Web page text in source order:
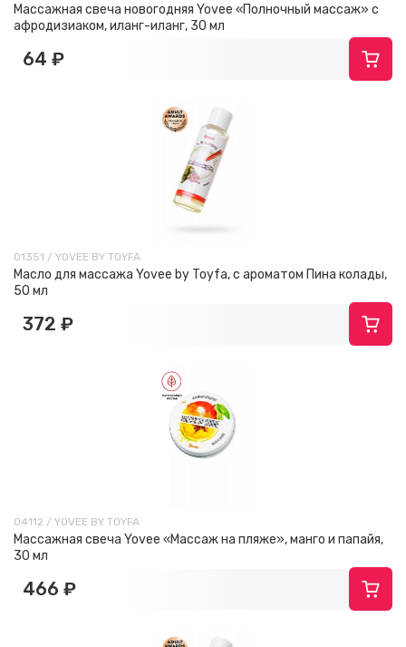
Массажная свеча новогодняя Yovee «Полночный массаж» с
афродизиаком, иланг-иланг, 30 мл
64 ₽
01351 / YOVEE BY TOYFA
Масло для массажа Yovee by Toyfa, с ароматом Пина колады,
50 мл
372 ₽
04112 / YOVEE BY TOYFA
Массажная свеча Yovee «Массаж на пляже», манго и папайя,
30 мл
466 ₽